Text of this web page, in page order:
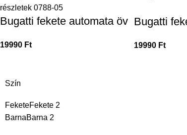
Bugatti fekete automata öv
19990 Ft
Bugatti
19990 Ft
Szín
FeketeFekete 2
BarnaBarna 2